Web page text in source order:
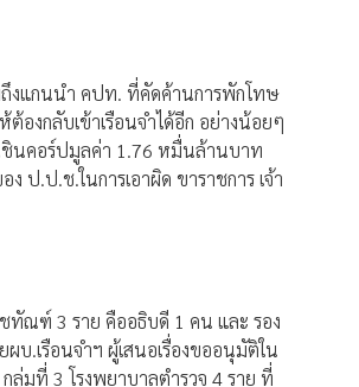
งแกนนำ คปท. ที่คัดค้านการพักโทษ
งกลับเข้าเรือนจำได้อีก อย่างน้อยๆ
นคอร์ปมูลค่า 1.76 หมื่นล้านบาท
ป.ป.ช.ในการเอาผิด ขาราชการ เจ้า
ทัณฑ์ 3 ราย คืออธิบดี 1 คน และ รอง
บ.เรือนจำฯ ผู้เสนอเรื่องขออนุมัติใน
กลุ่มที่ 3 โรงพยาบาลตำรวจ 4 ราย ที่